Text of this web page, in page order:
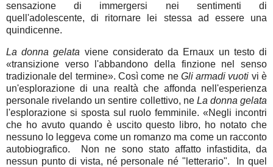
sensazione di immergersi nei sentimenti di
quell'adolescente, di ritornare lei stessa ad essere una
quindicenne.
La donna gelata viene considerato da Ernaux un testo di
«transizione verso l'abbandono della finzione nel senso
tradizionale del termine». Così come ne Gli armadi vuoti vi è
un'esplorazione di una realtà che affonda nell'esperienza
personale rivelando un sentire collettivo, ne La donna gelata
l'esplorazione si sposta sul ruolo femminile. «Negli incontri
che ho avuto quando è uscito questo libro, ho notato che
nessuno lo leggeva come un romanzo ma come un racconto
autobiografico. Non ne sono stato affatto infastidita, da
nessun punto di vista, né personale né "letterario". In quel